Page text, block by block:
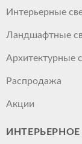
Интерьерные
Ландшафтные
Архитектурные
Распродажа
Акции